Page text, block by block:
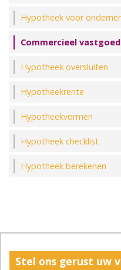
Hypotheek voor
Commercieel vastgoed
Hypotheek oversluiten
Hypotheekrente
Hypotheekvormen
Hypotheek checklist
Hypotheek berekenen
Stel ons gerust uw